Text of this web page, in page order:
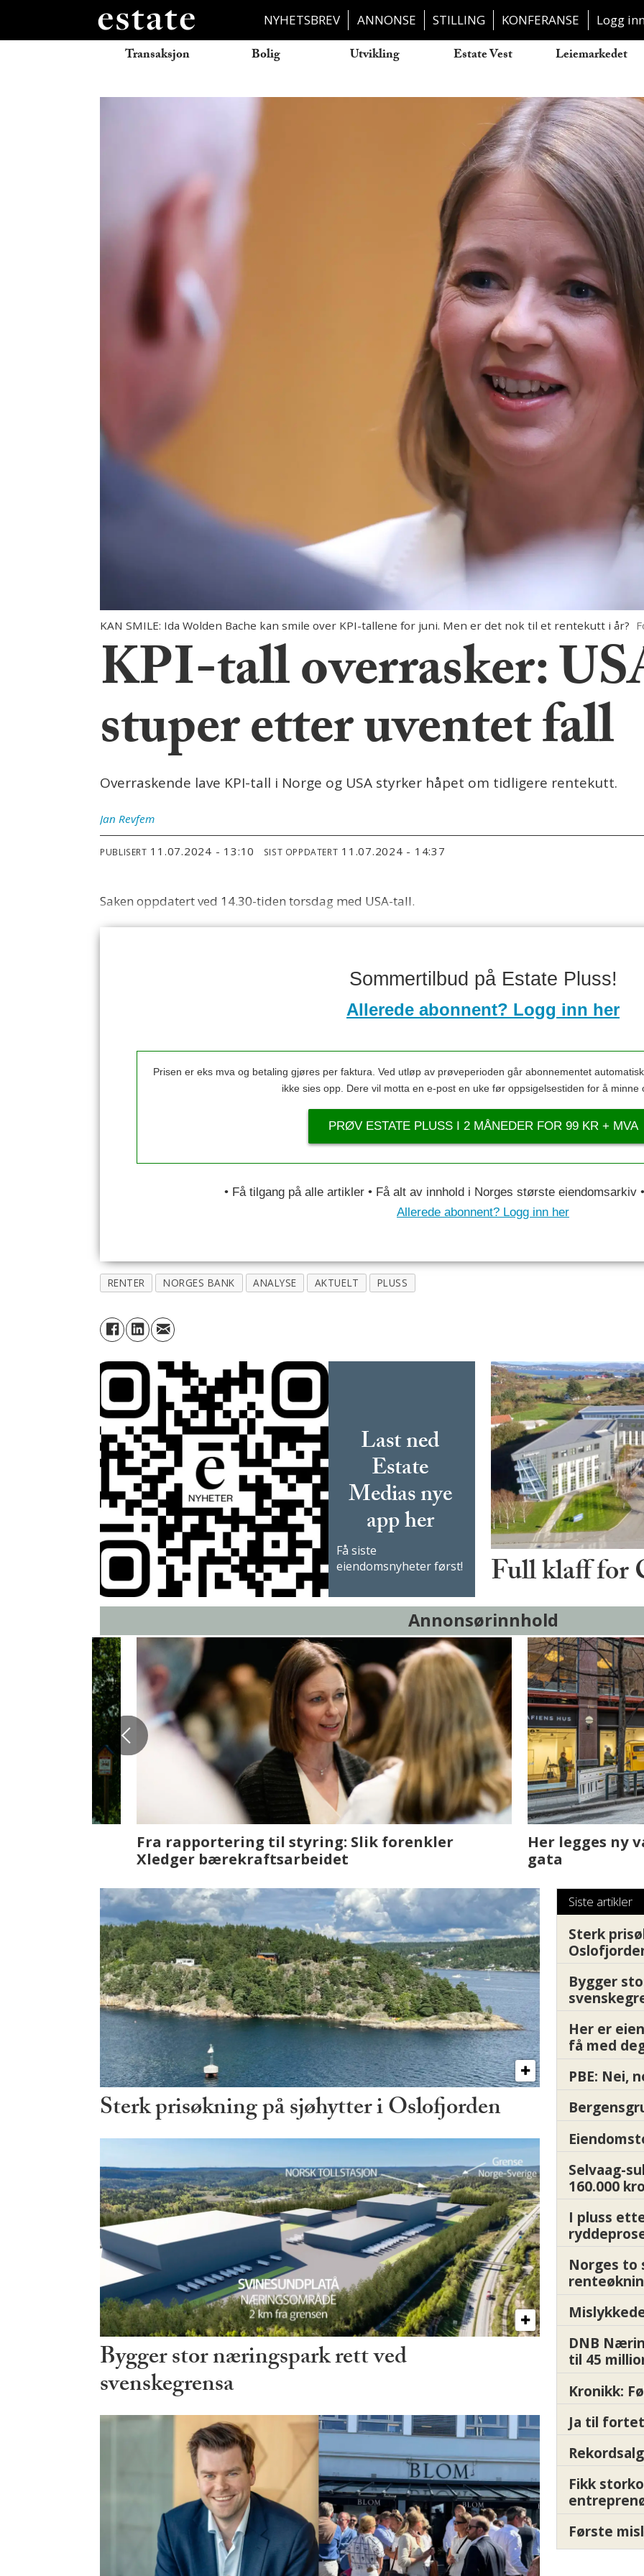
NYHETSBREV ANNONSE STILLING KONFERANSE Logg
Transaksjon Bolig Utvikling Estate Vest Leiemarkedet
KAN SMILE: Ida Wolden Bache kan smile over KPI-tallene for juni. Men er det nok til et rentekutt i år?
KPI-tall overrasker:
stuper etter uventet fall
Overraskende lave KPI-tall i Norge og USA styrker håpet om tidligere rentekutt.
Jan Revfem
PUBLISERT 11.07.2024 - 13:10 SIST OPPDATERT 11.07.2024 - 14:37
Saken oppdatert ved 14.30-tiden torsdag med USA-tall.
Sommertilbud på Estate Pluss!
Allerede abonnent? Logg inn her
Prisen er eks mva og betaling gjøres per faktura. Ved utløp av prøveperioden går abonnementet
ikke sies opp. Dere vil motta en e-post en uke før oppsigelsestiden for å minne
PRØV ESTATE PLUSS I 2 MÅNEDER FOR 99 KR + MVA
• Få tilgang på alle artikler • Få alt av innhold i Norges største eiendomsarkiv
Allerede abonnent? Logg inn her
RENTER NORGES BANK ANALYSE AKTUELT PLUSS
Last ned
Estate
Medias nye
app her
Få siste
eiendomsnyheter først!
Full klaff for
Annonsørinnhold
Fenistra endrer eiendomsbransjen med AI. Slik
ser vi på fremtiden
Det er i Drammen
Sterk prisøkning på sjøhytter i Oslofjorden
Bygger stor næringspark rett ved
svenskegrensa
Siste artikler
Sterk
Bygger
Her er
få med
PBE: Nei,
Selvaag-
160.000
I pluss
Norges to
DNB
til 45
Kronikk:
Ja til
Fikk
Første